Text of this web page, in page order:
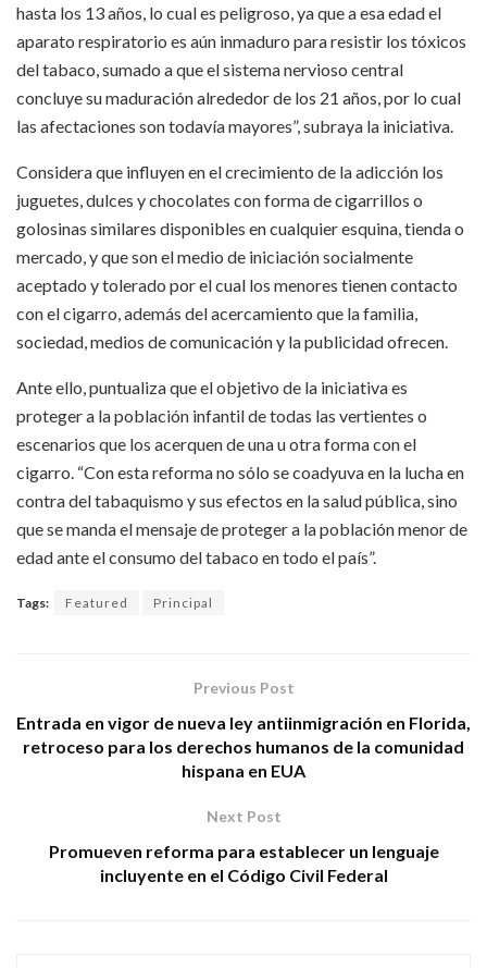
hasta los 13 años, lo cual es peligroso, ya que a esa edad el
aparato respiratorio es aún inmaduro para resistir los tóxicos
del tabaco, sumado a que el sistema nervioso central
concluye su maduración alrededor de los 21 años, por lo cual
las afectaciones son todavía mayores”, subraya la iniciativa.
Considera que influyen en el crecimiento de la adicción los
juguetes, dulces y chocolates con forma de cigarrillos o
golosinas similares disponibles en cualquier esquina, tienda o
mercado, y que son el medio de iniciación socialmente
aceptado y tolerado por el cual los menores tienen contacto
con el cigarro, además del acercamiento que la familia,
sociedad, medios de comunicación y la publicidad ofrecen.
Ante ello, puntualiza que el objetivo de la iniciativa es
proteger a la población infantil de todas las vertientes o
escenarios que los acerquen de una u otra forma con el
cigarro. “Con esta reforma no sólo se coadyuva en la lucha en
contra del tabaquismo y sus efectos en la salud pública, sino
que se manda el mensaje de proteger a la población menor de
edad ante el consumo del tabaco en todo el país”.
Tags: Featured Principal
Previous Post
Entrada en vigor de nueva ley antiinmigración en Florida,
retroceso para los derechos humanos de la comunidad
hispana en EUA
Next Post
Promueven reforma para establecer un lenguaje
incluyente en el Código Civil Federal